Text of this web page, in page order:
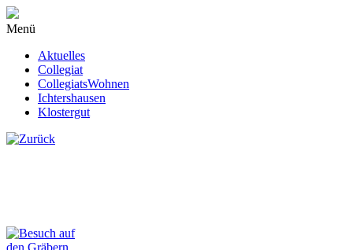
Menü
Aktuelles
Collegiat
CollegiatsWohnen
Ichtershausen
Klostergut